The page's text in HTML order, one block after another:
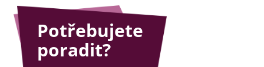
Potřebujete
poradit?